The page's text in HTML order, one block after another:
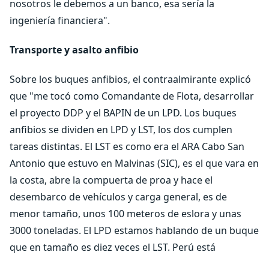
nosotros le debemos a un banco, esa sería la
ingeniería financiera".
Transporte y asalto anfibio
Sobre los buques anfibios, el contraalmirante explicó
que "me tocó como Comandante de Flota, desarrollar
el proyecto DDP y el BAPIN de un LPD. Los buques
anfibios se dividen en LPD y LST, los dos cumplen
tareas distintas. El LST es como era el ARA Cabo San
Antonio que estuvo en Malvinas (SIC), es el que vara en
la costa, abre la compuerta de proa y hace el
desembarco de vehículos y carga general, es de
menor tamaño, unos 100 meteros de eslora y unas
3000 toneladas. El LPD estamos hablando de un buque
que en tamaño es diez veces el LST. Perú está